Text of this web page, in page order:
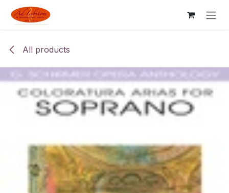
Skip to Content
All products